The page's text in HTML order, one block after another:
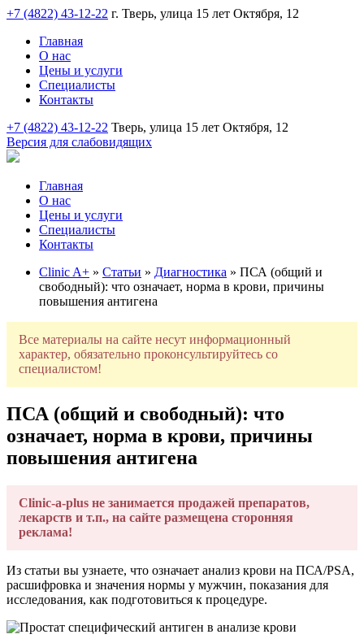
+7 (4822) 43-12-22 г. Тверь, улица 15 лет Октября, 12
Главная
О нас
Цены и услуги
Специалисты
Контакты
+7 (4822) 43-12-22 Тверь, улица 15 лет Октября, 12
Версия для слабовидящих
Главная
О нас
Цены и услуги
Специалисты
Контакты
Clinic A+ » Статьи » Диагностика » ПСА (общий и
свободный): что означает, норма в крови, причины
повышения антигена
Все материалы на сайте несут информационный
характер, обязательно проконсультируйтесь со
специалистом!
ПСА (общий и свободный): что
означает, норма в крови, причины
повышения антигена
Clinic-a-plus не занимается продажей препаратов,
лекарств и т.п., на сайте размещена сторонняя
реклама!
Из статьи вы узнаете, что означает анализ крови на ПСА/PSA,
расшифровка и значения нормы у мужчин, показания для
исследования, как подготовиться к процедуре.